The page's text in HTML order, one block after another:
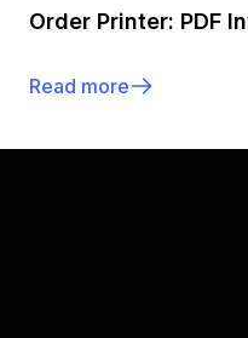
Order Printer: PDF
Read more